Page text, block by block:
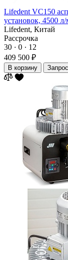
Lifedent VC150
установок, 4500
Lifedent, Китай
Рассрочка
30 · 0 · 12
409 500 ₽
В корзину